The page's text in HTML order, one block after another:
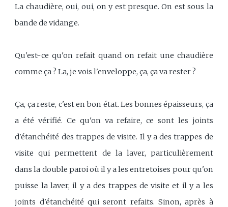
La chaudière, oui, oui, on y est presque. On est sous la
bande de vidange.
Qu'est-ce qu'on refait quand on refait une chaudière
comme ça ? La, je vois l'enveloppe, ça, ça va rester ?
Ça, ça reste, c'est en bon état. Les bonnes épaisseurs, ça
a été vérifié. Ce qu'on va refaire, ce sont les joints
d'étanchéité des trappes de visite. Il y a des trappes de
visite qui permettent de la laver, particulièrement
dans la double paroi où il y a les entretoises pour qu'on
puisse la laver, il y a des trappes de visite et il y a les
joints d'étanchéité qui seront refaits. Sinon, après à